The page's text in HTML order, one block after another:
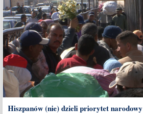
Hiszpanów (nie) dzieli priorytet narodowy